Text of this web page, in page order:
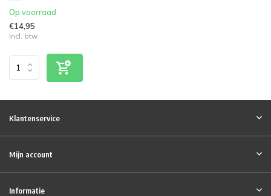
Op voorraad
€14,95
Incl. btw
Klantenservice
Mijn account
Informatie